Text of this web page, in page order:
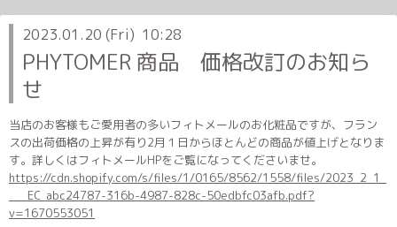
2023.01.20 (Fri) 10:28
PHYTOMER 商品 価格改訂のお知ら
せ
当店のお客様もご愛用者の多いフィトメールのお化粧品ですが、フラン
スの出荷価格の上昇が有り2月１日からほとんどの商品が値上げとなりま
す。詳しくはフィトメールHPをご覧になってくださいませ。
https://cdn.shopify.com/s/files/1/0165/8562/1558/files/2023_2_1_
___EC_abc24787-316b-4987-828c-50edbfc03afb.pdf?
v=1670553051